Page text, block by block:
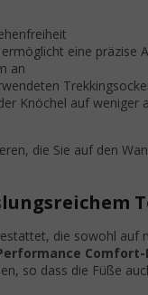
ermöglicht eine präzise
an
Knöchel auf weniger
die Sie auf den
die sowohl auf
Performance
so dass die Füße